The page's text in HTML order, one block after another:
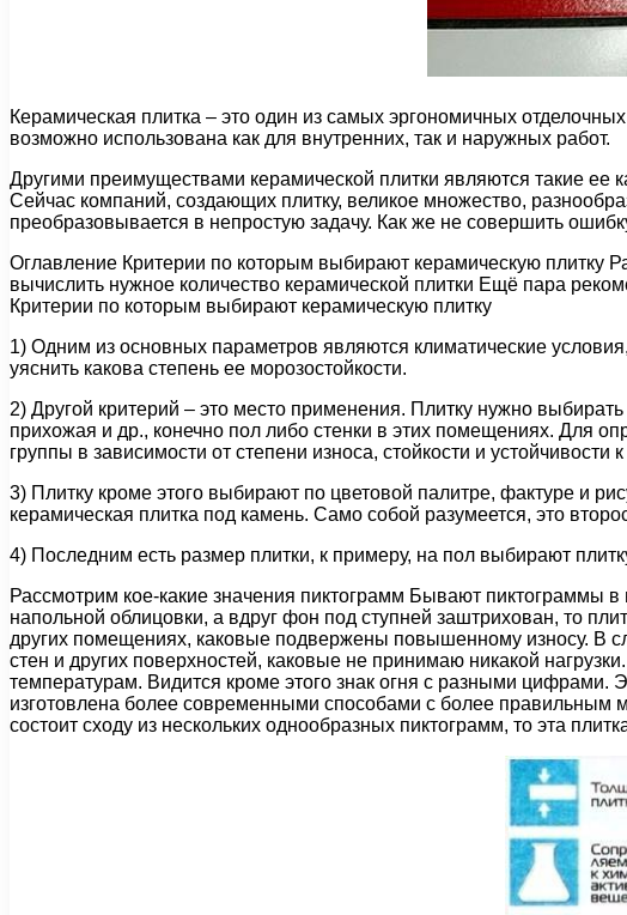
Керамическая плитка – это один из самых эргономичных
возможно использована как для внутренних, так и наружных работ.
Другими преимуществами керамической плитки являются такие ее
Сейчас компаний, создающих плитку, великое множество,
преобразовывается в непростую задачу. Как же не совершить
Оглавление Критерии по которым выбирают керамическую плитку
вычислить нужное количество керамической плитки Ещё пара
Критерии по которым выбирают керамическую плитку
1) Одним из основных параметров являются климатические
уяснить какова степень ее морозостойкости.
2) Другой критерий – это место применения. Плитку нужно
прихожая и др., конечно пол либо стенки в этих помещениях. Для
группы в зависимости от степени износа, стойкости и
3) Плитку кроме этого выбирают по цветовой палитре, фактуре и
керамическая плитка под камень. Само собой разумеется, это
4) Последним есть размер плитки, к примеру, на пол выбирают
Рассмотрим кое-какие значения пиктограмм Бывают пиктограммы
напольной облицовки, а вдруг фон под ступней заштрихован, то
других помещениях, каковые подвержены повышенному износу. В
стен и других поверхностей, каковые не принимаю никакой
температурам. Видится кроме этого знак огня с разными цифрами.
изготовлена более современными способами с более правильным
состоит сходу из нескольких однообразных пиктограмм, то эта